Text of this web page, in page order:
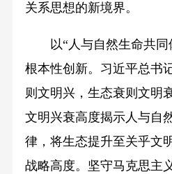
关系思想的新境界。
以“人与自然生命共同
根本性创新。习近平总书
则文明兴，生态衰则文明
文明兴衰高度揭示人与自
律，将生态提升至关乎文
战略高度。坚守马克思主